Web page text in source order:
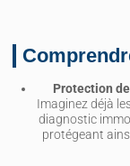
Protection
Imaginez déjà
diagnostic
protégeant